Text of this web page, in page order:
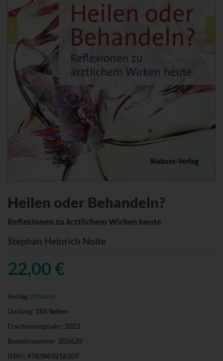
Heilen oder Behandeln?
Reflexionen zu ärztlichem Wirken heute
Stephan Heinrich Nolte
22,00 €
Verlag: Mabuse
Umfang: 185 Seiten
Erscheinungsjahr: 2022
Bestellnummer: 202620
ISBN: 9783863216207